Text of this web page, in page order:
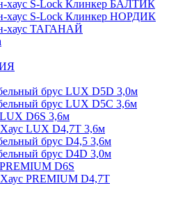
хаус S-Lock Клинкер БАЛТИК
хаус S-Lock Клинкер НОРДИК
хаус ТАГАНАЙ
брус LUX D5D 3,0м
брус LUX D5C 3,6м
D6S 3,6м
LUX D4,7T 3,6м
брус D4,5 3,6м
брус D4D 3,0м
D6S
PREMIUM D4,7T